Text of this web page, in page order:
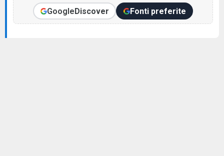
GoogleDiscover Fonti preferite